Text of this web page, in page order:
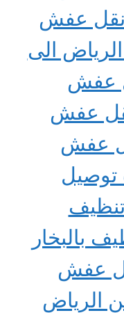
عفش
الى
عفش
عفش
عفش
توصيل
بالبخار
عفش
الرياض